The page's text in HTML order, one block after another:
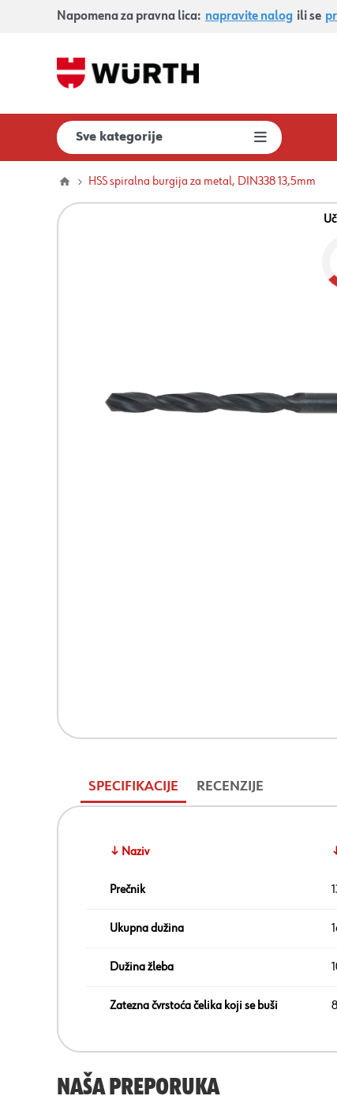
Napomena za pravna lica: napravite nalog ili se
Sve kategorije
HSS spiralna burgija za metal, DIN338 13,5mm
SPECIFIKACIJE RECENZIJE
↓ Naziv
Prečnik
Ukupna dužina
Dužina žleba
Zatezna čvrstoća čelika koji se buši
NAŠA PREPORUKA